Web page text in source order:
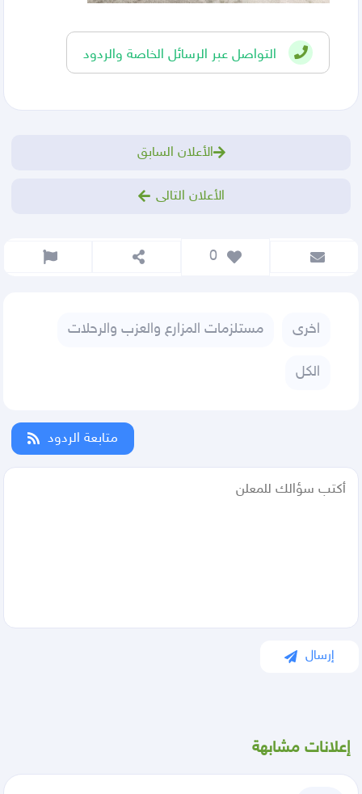
إعلانات مشابهة
التواصل عبر الرسائل الخاصة والردود
الأعلان السابق
الأعلان التالى
اخرى مستلزمات المزارع والعزب والرحلات
الكل
متابعة الردود
إرسال